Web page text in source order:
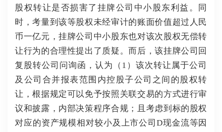
股权转让是否损害了挂牌公司中小股东利益。同
时，考量到该等股权未经审计的账面价值超过人民
币一亿元，挂牌公司中小股东也对该次股权无偿转
让行为的合理性提出了质疑。而后，该挂牌公司回
复股转公司问询函，认为（1）该次转让属于公司
及公司合并报表范围内控股子公司之间的股权转
让，根据规定可以免予按照关联交易的方式进行审
议和披露，内部决策程序合规；且考虑到标的股权
对应的资产规模相对较小及上市公司D现金流等因